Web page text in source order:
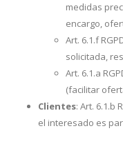
medidas
encargo,
Art. 6.1.f
solicitada,
Art. 6.1.a
(facilitar
Clientes: Art. 6.1.b
el interesado es